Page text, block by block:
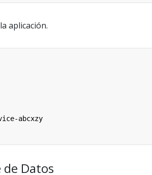
aplicación.
abcxzy
de Datos